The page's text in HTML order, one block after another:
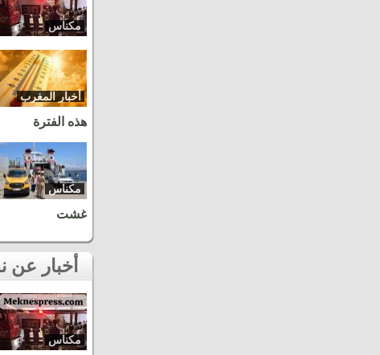
مكناس
أخبار المغرب
هذه الفترة
مكناس
غشت
مكناس